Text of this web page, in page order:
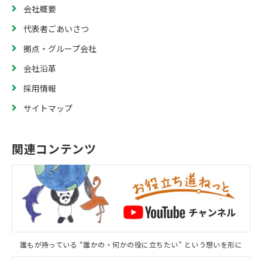
会社概要
代表者ごあいさつ
拠点・グループ会社
会社沿革
採用情報
サイトマップ
関連コンテンツ
誰もが持っている “誰かの・何かの役に立ちたい” という想いを形に